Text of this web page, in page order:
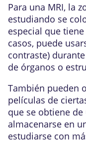
Para una MRI, la
estudiando se
especial que
casos, puede
contraste)
de órganos o
También pueden
películas de
que se obtiene
almacenarse en
estudiarse con